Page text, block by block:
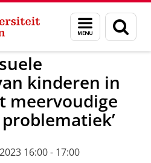
Menu
en
zoeken
Gezinnen met meervoudige
kinderen in
meervoudige
16:00 - 17:00